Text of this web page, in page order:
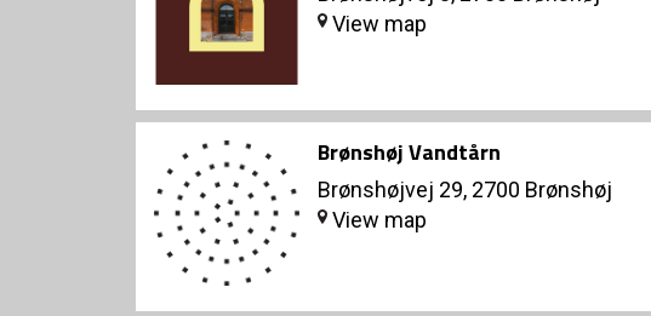
View map
Brønshøj Vandtårn
Brønshøjvej 29, 2700 Brønshøj
View map